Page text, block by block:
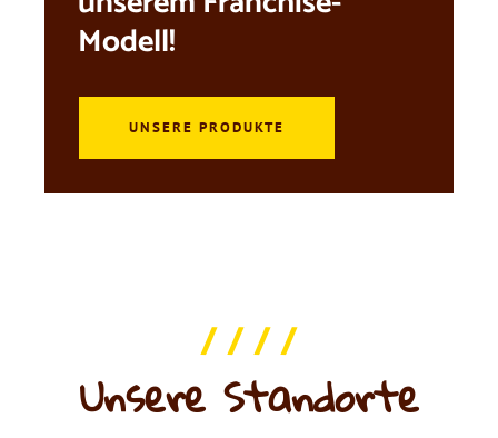
Modell!
UNSERE PRODUKTE
/ / / /
Unsere Standorte